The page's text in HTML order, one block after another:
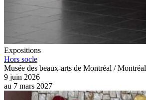
Expositions
Hors socle
Musée des beaux-arts de Montréal / Montréal
9 juin 2026
au 7 mars 2027